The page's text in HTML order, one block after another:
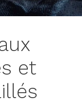
et